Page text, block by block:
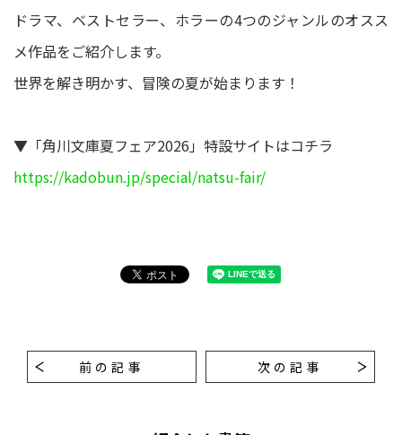
ドラマ、ベストセラー、ホラーの4つのジャンルのオスス
メ作品をご紹介します。
世界を解き明かす、冒険の夏が始まります！
▼「角川文庫夏フェア2026」特設サイトはコチラ
https://kadobun.jp/special/natsu-fair/
前の記事 次の記事